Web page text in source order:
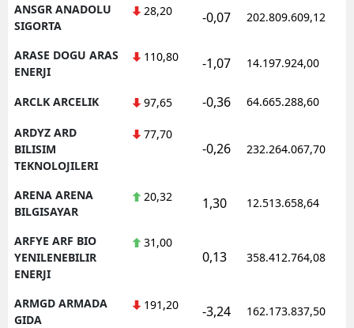
ANSGR ANADOLU
SIGORTA
28,20 -0,07 202.809.609,12
ARASE DOGU ARAS
ENERJI
110,80 -1,07 14.197.924,00
ARCLK ARCELIK 97,65 -0,36 64.665.288,60
ARDYZ ARD
BILISIM
TEKNOLOJILERI
77,70
-0,26 232.264.067,70
ARENA ARENA
BILGISAYAR
20,32 1,30 12.513.658,64
ARFYE ARF BIO
YENILENEBILIR
ENERJI
31,00
0,13 358.412.764,08
ARMGD ARMADA
GIDA
191,20 -3,24 162.173.837,50